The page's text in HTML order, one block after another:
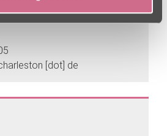
[dot] de